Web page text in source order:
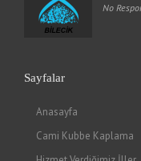
No
Sayfalar
Anasayfa
Cami Kubbe Kaplama